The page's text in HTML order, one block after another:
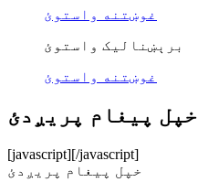
غوښتنه واستوئ
برېښنالیک واستوئ
غوښتنه واستوئ
خپل پیغام پریږدئ
[javascript][/javascript]
خپل پیغام پریږدئ